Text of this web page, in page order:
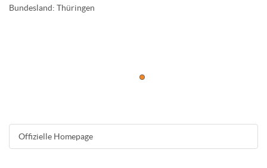
Bundesland: Thüringen
Offizielle Homepage